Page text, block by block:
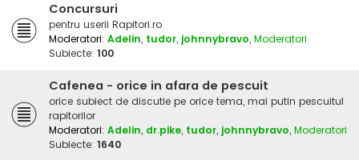
Concursuri
pentru userii Rapitori.ro
Moderatori: Adelin, tudor, johnnybravo, Moderatori
Subiecte: 100
Cafenea - orice in afara de pescuit
orice subiect de discutie pe orice tema, mai putin pescuitul
rapitorilor
Moderatori: Adelin, dr.pike, tudor, johnnybravo, Moderatori
Subiecte: 1640